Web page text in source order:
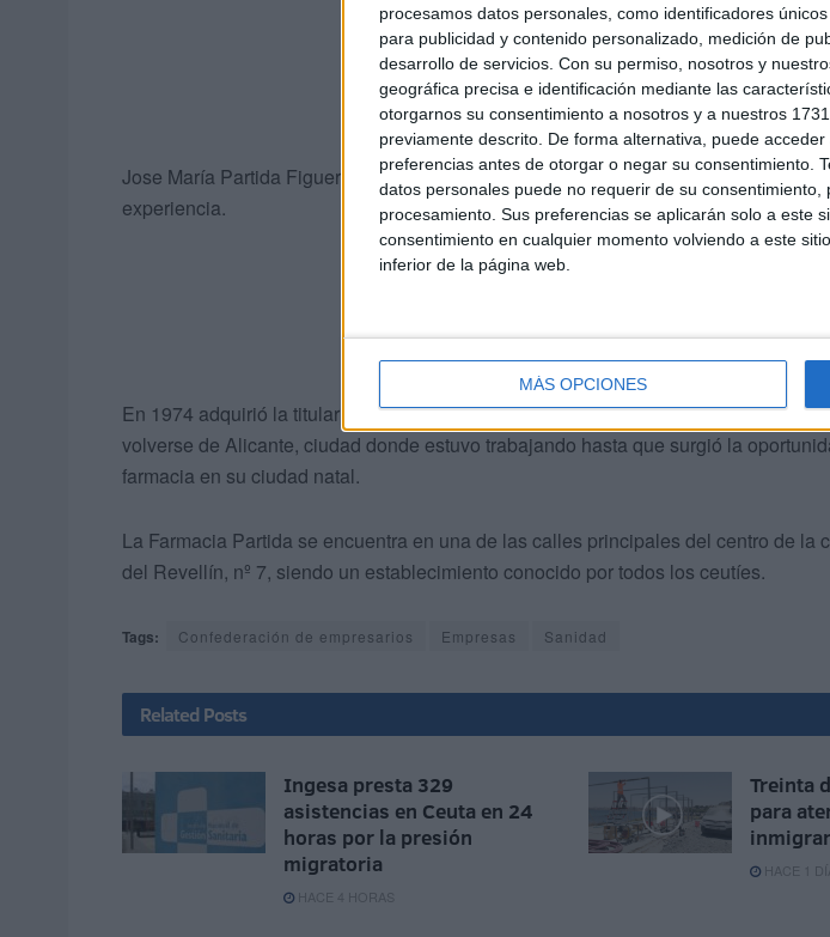
procesamos datos personales, como identificadores
para publicidad y contenido personalizado, medición de
desarrollo de servicios. Con su permiso, nosotros y
geográfica precisa e identificación mediante las
otorgarnos su consentimiento a nosotros y a nuestros
previamente descrito. De forma alternativa, puede
preferencias antes de otorgar o negar su consentimiento.
datos personales puede no requerir de su
procesamiento. Sus preferencias se aplicarán solo a este
consentimiento en cualquier momento volviendo a este
inferior de la página web.
MÁS OPCIONES
Jose María Partida Figuerola es uno de los titulares de oficina de farmacia en
experiencia.
En 1974 adquirió la titularidad de la farmacia de manos de Francisco Romero, fue
volverse de Alicante, ciudad donde estuvo trabajando hasta que surgió la
farmacia en su ciudad natal.
La Farmacia Partida se encuentra en una de las calles principales del centro de la
del Revellín, nº 7, siendo un establecimiento conocido por todos los ceutíes.
Tags: Confederación de empresarios Empresas Sanidad
Related Posts
Ingesa presta 329
asistencias en Ceuta en 24
horas por la presión
migratoria
HACE 4 HORAS
Treinta
para
HACE 1